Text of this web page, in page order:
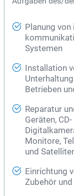
Planung
Systemen
Installation
Betrieben
Reparatur
Geräten,
Monitore,
und
Einrichtung
Zubehör